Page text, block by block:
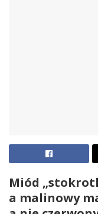
Miód
a malinowy